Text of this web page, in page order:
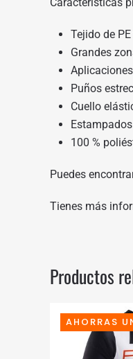
Tejido de
Grandes
Puños
Cuello
100 %
Puedes
Tienes más
Productos
AHORRAS